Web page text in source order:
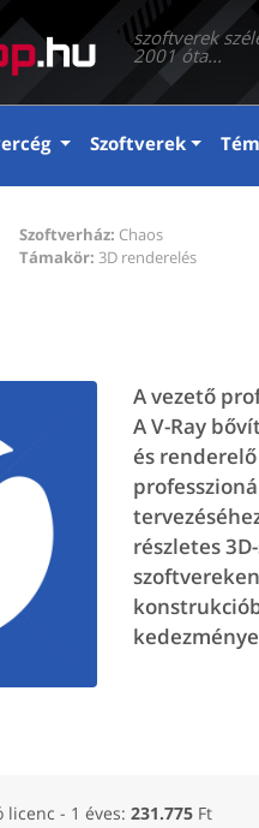
szoftverek
2001 óta...
Szoftverek
Szoftverház: Chaos
Támakör: 3D renderelés
A vezető
A V-Ray
és
részletes
licenc - 1 éves: 231.775 Ft